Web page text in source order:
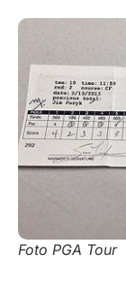
Foto PGA Tour